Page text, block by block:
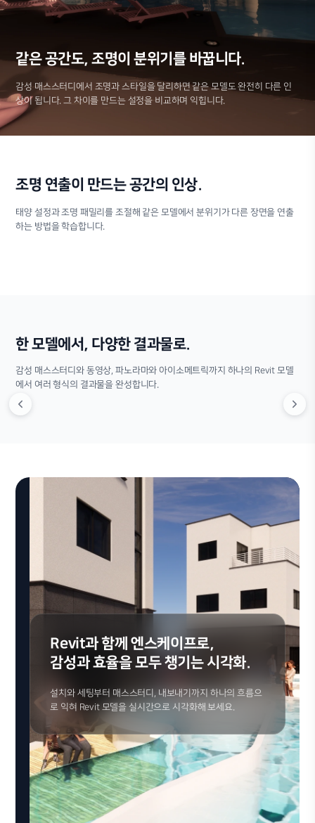
같은 공간도, 조명이 분위기를 바꿉니다.
감성 매스스터디에서 조명과 스타일을 달리하면 같은 모델도 완전히 다른 인
상이 됩니다. 그 차이를 만드는 설정을 비교하며 익힙니다.
조명 연출이 만드는 공간의 인상.
태양 설정과 조명 패밀리를 조절해 같은 모델에서 분위기가 다른 장면을 연출
하는 방법을 학습합니다.
한 모델에서, 다양한 결과물로.
감성 매스스터디와 동영상, 파노라마와 아이소메트릭까지 하나의 Revit 모델
에서 여러 형식의 결과물을 완성합니다.
Revit과 함께 엔스케이프로,
감성과 효율을 모두 챙기는 시각화.
설치와 세팅부터 매스스터디, 내보내기까지 하나의 흐름으
로 익혀 Revit 모델을 실시간으로 시각화해 보세요.